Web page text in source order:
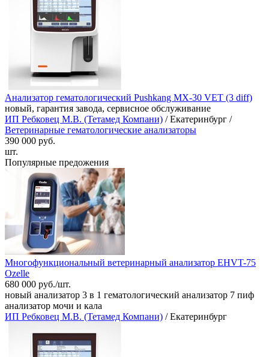
Анализатор гематологический Pushkang МХ-30 VET (3 diff)
новый, гарантия завода, сервисное обслуживание
ИП Ребковец М.В. (Тетамед Компани) / Екатеринбург /
Ветеринарные гематологические анализаторы
390 000 руб.
шт.
Популярные предожения
Многофункциональный ветеринарный анализатор EHVT-75
Ozelle
680 000 руб./шт.
новый анализатор 3 в 1 гематологический анализатор 7 пиф
анализатор мочи и кала
ИП Ребковец М.В. (Тетамед Компани) / Екатеринбург